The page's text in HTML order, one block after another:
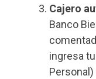
Cajero
Banco
ingresa